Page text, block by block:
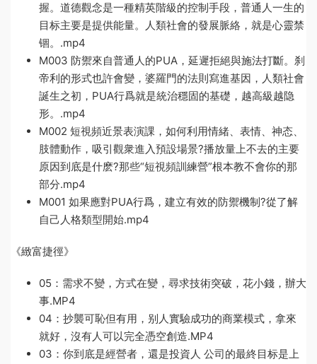
握。道德觀念是一種精英階級的控制手段，普通人一生的
目标主要是提供能量。人類社會的發展脈絡，就是心靈禁
锢。.mp4
M003 防禦來自普通人的PUA，延遲拒絕與施法打斷。刹
帝利的形式也許會變，婆羅門的法則寫進基因，人類社會
誕生之初，PUA行爲就是統治穩固的基礎，越高級越隐
形。.mp4
M002 短視頻近景表演課，如何利用情緒、表情、神态、
肢體動作，吸引觀衆進入預設場景?播放量上不去的主要
原因到底是什麽?那些“短視頻訓練營”根本教不會你的那
部分.mp4
M001 如果應對PUA行爲，建立有效的防禦機制?從了解
自己人格類型開始.mp4
《緻富捷徑》
05：需求不變，方式在變，尋求技術突破，花小錢，辦大
事.MP4
04：抄襲可恥但有用，别人實驗成功的商業模式，拿來
就好，沒有人可以完全憑空創造.MP4
03：你到底是經營者，還是投資人 公司的最終目标是上